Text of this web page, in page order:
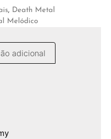
, Death Metal
Melódico
adicional